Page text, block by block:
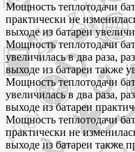
Мощность теплотодачи
практически не
выходе из батареи
Мощность теплотодачи
увеличилась в два раза,
выходе из батареи также
Мощность теплотодачи
увеличилась в два раза,
выходе из батареи
Мощность теплотодачи
практически не
выходе из батареи также